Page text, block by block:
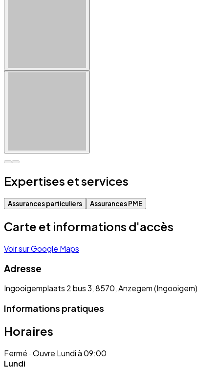
Expertises et services
Assurances particuliers Assurances PME
Carte et informations d'accès
Voir sur Google Maps
Adresse
Ingooigemplaats 2 bus 3, 8570, Anzegem (Ingooigem)
Informations pratiques
Horaires
Fermé · Ouvre Lundi à 09:00
Lundi